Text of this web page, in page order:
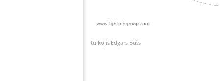
tulkojis Edgars Bušs